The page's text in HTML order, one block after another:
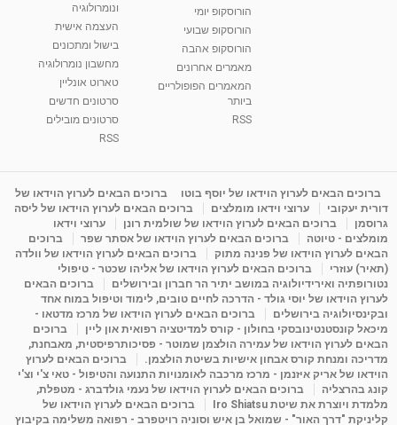
01:46 2,310 צפיות
05:37
סודות בתאריך הלידה, משמעות חודש הלידה -
ינואר זינה ליבשיץ נומרולוגית
ליסה גרוסמן - המרכז לאימון התנהגותי - קשב
09:12
מדיטציה בדמיון מודרך - היכרות עם האני הפנימי
מאת admin 11 שנים 3,644 צפיות
פנינה מתוק - מרכז "נתיב הלב" בהרצליה-
מדיטציה-התחדשות
Shahar-vod
הורוסקופ יומי
הורוסקופ שבועי
הורוסקופ אהבה
מאמרים אחרונים
המאמרים הפופולריים
ביותר
RSS
ונומרולוגיה
העצמה אישית
בישול ומתכונים
מחשבון נומרולוגיה
טארוט אונליין
סרטונים חדשים
סרטונים מובילים
RSS
ברוכים הבאים לערוץ הוידאו של יוסף בוטו
ברוכים הבאים לערוץ הוידאו של
דורית יעקובי
ערוצי וידאו מומלצים
ברוכים הבאים לערוץ הוידאו של ליסה
גרוסמן
ברוכים הבאים לערוץ הוידאו של שולמית רונן
ערוצי וידאו
מומלצים - טיוטה
ברוכים הבאים לערוץ הוידאו של אסתר שפר
ברוכים
הבאים לערוץ הוידאו של פנינה מתוק
ברוכים הבאים לערוץ הוידאו של וולדה
(תאיר) עוזרי
ברוכים הבאים לערוץ הוידאו של אליהו שכטר - טיפולי
נטורופתיה ואירידיולוגיה במושב יתיר הר חברון ובירושלים
ברוכים הבאים
לערוץ הוידאו של יוסי גולד - הדרכה לחיים טובים, לימוד וטיפול במוח אחד
ובקינסיולוגיה בירושלים
ברוכים הבאים לערוץ הוידאו של מרכז מדטאו -
מיכאל קונסטנטינובסקי בחולון - קורס למדיטציה רפואית און ליין
ברוכים
הבאים לערוץ הוידאו של עמירה הולצמן שמוטר - פסיכותרפיסטית, מאבחנת,
מדריכה ומנחת קורס אבחון אישיות בשיטת הולצמן.
ברוכים הבאים לערוץ
הוידאו של אריק איזנמן - מרכז מרכבה לאומנויות התנועה והטיפול - טאי צ'י וצ'י
קונג בהרצליה
ברוכים הבאים לערוץ הוידאו של נעמי גולדברג - מטפלת,
מלמדת ויוצרת את שיטת Iro Shiatsu
ברוכים הבאים לערוץ הוידאו של
קליניקת "דרך האור" - שמואל בן איש וסוניה רויטפרב - רפואה משלימה בקיבוץ